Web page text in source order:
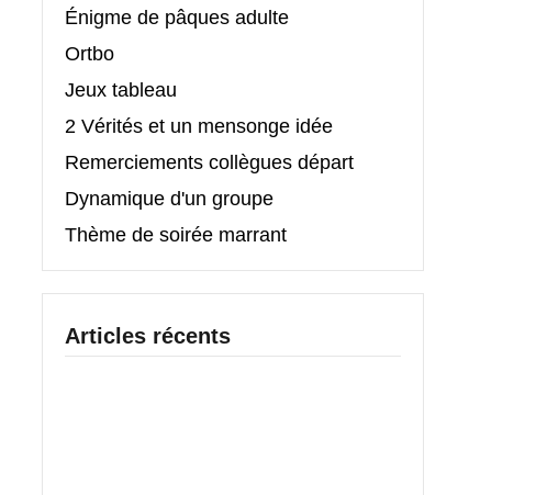
Énigme de pâques adulte
Ortbo
Jeux tableau
2 Vérités et un mensonge idée
Remerciements collègues départ
Dynamique d'un groupe
Thème de soirée marrant
Articles récents